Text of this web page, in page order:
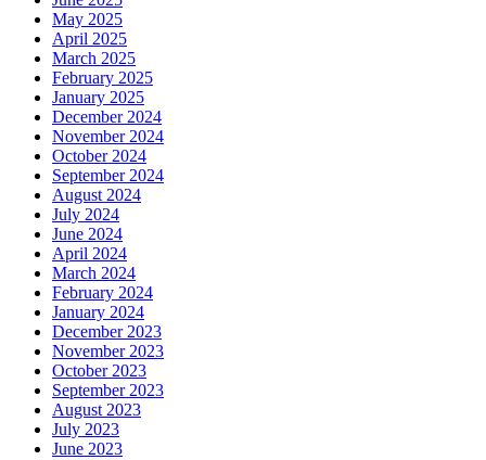
May 2025
April 2025
March 2025
February 2025
January 2025
December 2024
November 2024
October 2024
September 2024
August 2024
July 2024
June 2024
April 2024
March 2024
February 2024
January 2024
December 2023
November 2023
October 2023
September 2023
August 2023
July 2023
June 2023